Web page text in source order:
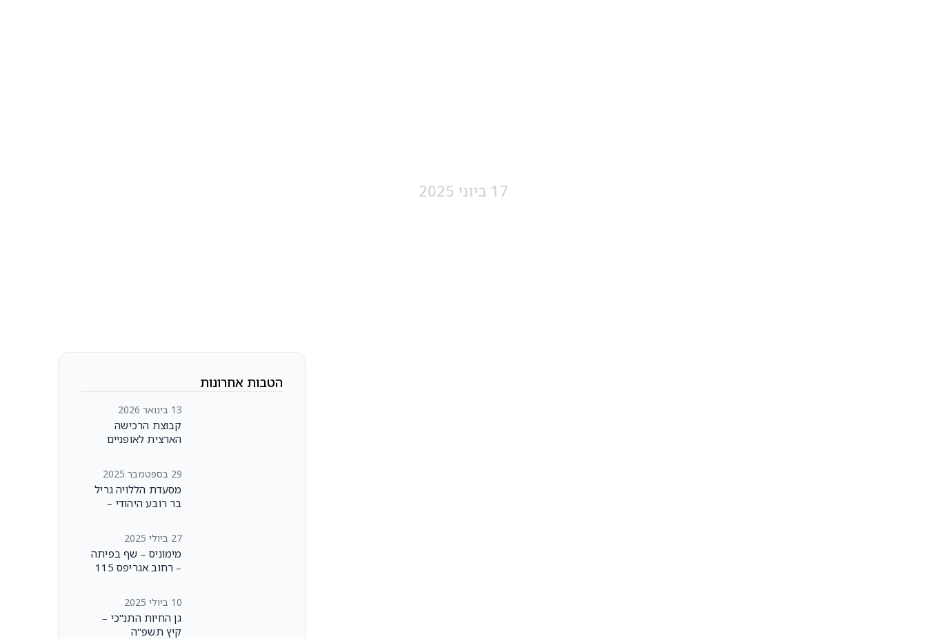
17 ביוני 2025
הטבות אחרונות
13 בינואר 2026
קבוצת הרכישה
הארצית לאופניים
29 בספטמבר 2025
מסעדת הללויה גריל
בר רובע היהודי –
27 ביולי 2025
מימוניס – שף בפיתה
– רחוב אגריפס 115
10 ביולי 2025
גן החיות התנ"כי –
קיץ תשפ"ה